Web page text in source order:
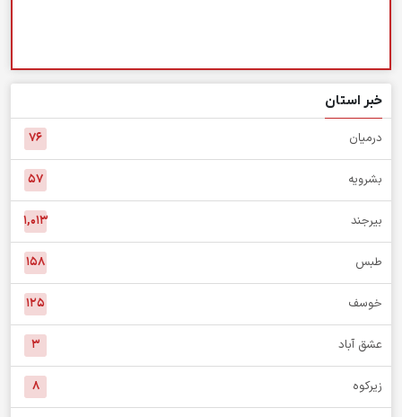
خبر استان
درمیان ۷۶
بشرویه ۵۷
بیرجند ۱,۰۱۳
طبس ۱۵۸
خوسف ۱۲۵
عشق آباد ۳
زیرکوه ۸